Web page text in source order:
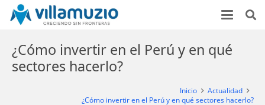
¿Cómo invertir en el Perú y en qué
sectores hacerlo?
Inicio
Actualidad
¿Cómo invertir en el Perú y en qué sectores hacerlo?